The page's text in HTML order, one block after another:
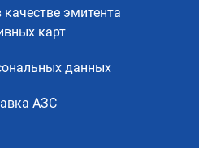
качестве эмитента
карт
данных
АЗС